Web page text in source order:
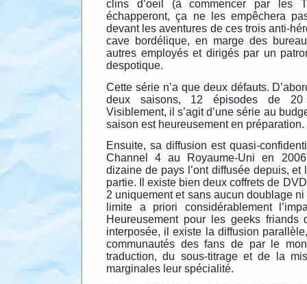
clins d’oeil (à commencer par les
échapperont, ça ne les empêchera
devant les aventures de ces trois anti-
cave bordélique, en marge des
autres employés et dirigés par un
despotique.
Cette série n’a que deux défauts.
deux saisons, 12 épisodes de 20
Visiblement, il s’agit d’une série au
saison est heureusement en préparation.
Ensuite, sa diffusion est quasi-
Channel 4 au Royaume-Uni en
dizaine de pays l’ont diffusée depuis, et
partie. Il existe bien deux coffrets de
2 uniquement et sans aucun doublage
limite a priori considérablement
Heureusement pour les geeks friands
interposée, il existe la diffusion
communautés des fans de par le
traduction, du sous-titrage et de la
marginales leur spécialité.